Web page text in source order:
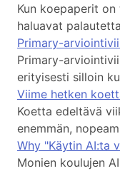
Kun koepaperit
haluavat
Primary-
Primary-
erityisesti silloin
Viime hetken
Koetta edeltävä
enemmän,
Why "Käytin AI:ta
Monien koulujen